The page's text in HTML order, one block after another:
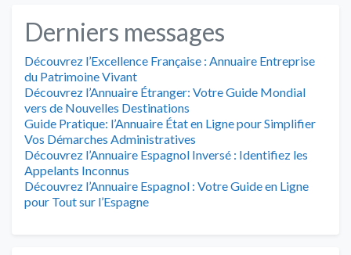
Derniers messages
Découvrez l’Excellence Française : Annuaire Entreprise
du Patrimoine Vivant
Découvrez l’Annuaire Étranger: Votre Guide Mondial
vers de Nouvelles Destinations
Guide Pratique: l’Annuaire État en Ligne pour Simplifier
Vos Démarches Administratives
Découvrez l’Annuaire Espagnol Inversé : Identifiez les
Appelants Inconnus
Découvrez l’Annuaire Espagnol : Votre Guide en Ligne
pour Tout sur l’Espagne